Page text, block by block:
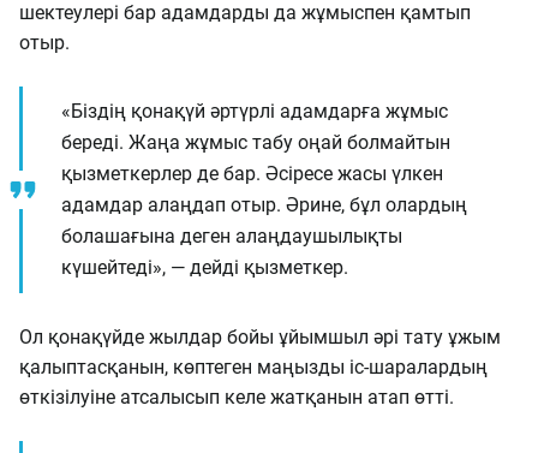
шектеулері бар адамдарды да жұмыспен қамтып
отыр.
«Біздің қонақүй әртүрлі адамдарға жұмыс
береді. Жаңа жұмыс табу оңай болмайтын
қызметкерлер де бар. Әсіресе жасы үлкен
адамдар алаңдап отыр. Әрине, бұл олардың
болашағына деген алаңдаушылықты
күшейтеді», — дейді қызметкер.
Ол қонақүйде жылдар бойы ұйымшыл әрі тату ұжым
қалыптасқанын, көптеген маңызды іс-шаралардың
өткізілуіне атсалысып келе жатқанын атап өтті.